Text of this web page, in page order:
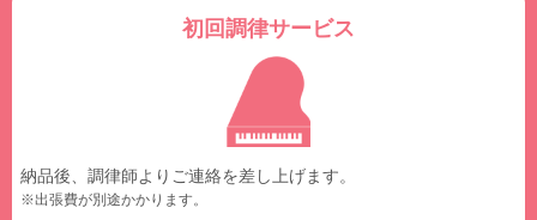
初回調律サービス
納品後、調律師よりご連絡を差し上げます。
※出張費が別途かかります。